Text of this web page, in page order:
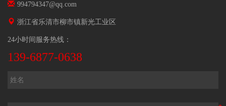
994794347@qq.com
浙江省乐清市柳市镇新光工业区
24小时间服务热线：
139-6877-0638